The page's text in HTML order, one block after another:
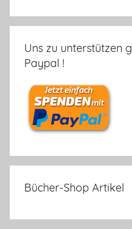
Uns zu unterstützen
Paypal !
Bücher-Shop Artikel